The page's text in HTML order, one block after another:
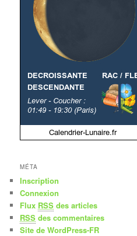
MÉTA
Inscription
Connexion
Flux RSS des articles
RSS des commentaires
Site de WordPress-FR